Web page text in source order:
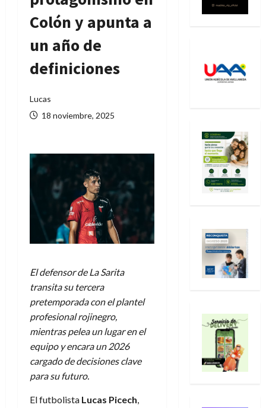
Colón y apunta a
un año de
definiciones
Lucas
18 noviembre, 2025
El defensor de La Sarita
transita su tercera
pretemporada con el plantel
profesional rojinegro,
mientras pelea un lugar en el
equipo y encara un 2026
cargado de decisiones clave
para su futuro.
El futbolista Lucas Picech,